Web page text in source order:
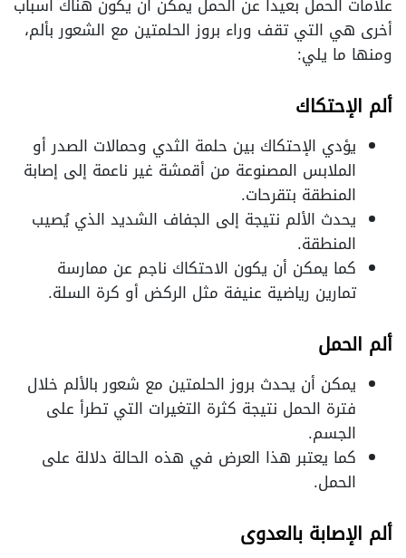
أخرى هي التي تقف وراء بروز الحلمتين مع الشعور بألم،
ومنها ما يلي:
ألم الإحتكاك
يؤدي الإحتكاك بين حلمة الثدي وحمالات الصدر أو
الملابس المصنوعة من أقمشة غير ناعمة إلى إصابة
المنطقة بتقرحات.
يحدث الألم نتيجة إلى الجفاف الشديد الذي يُصيب
المنطقة.
كما يمكن أن يكون الاحتكاك ناجم عن ممارسة
تمارين رياضية عنيفة مثل الركض أو كرة السلة.
ألم الحمل
يمكن أن يحدث بروز الحلمتين مع شعور بالألم خلال
فترة الحمل نتيجة كثرة التغيرات التي تطرأ على
الجسم.
كما يعتبر هذا العرض في هذه الحالة دلالة على
الحمل.
ألم الإصابة بالعدوى